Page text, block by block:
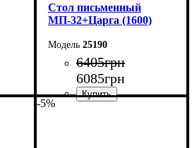
Cтол письменный
МП-32+Царга (1600)
25190
6405грн
6085грн
-5%